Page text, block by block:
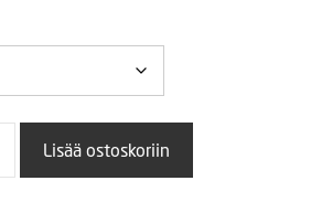
Kesäleimu
Lisää ostoskoriin